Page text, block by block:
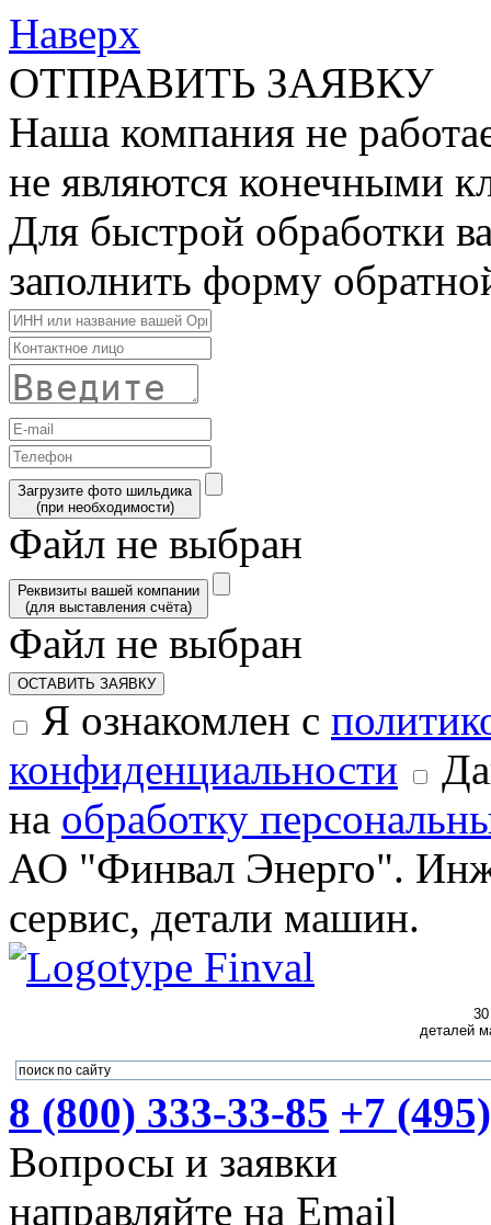
Наверх
ОТПРАВИТЬ ЗАЯВКУ
Наша компания не
не являются конечными
Для быстрой обработки
заполнить форму
Загрузите фото шильдика
(при необходимости)
Файл не выбран
Реквизиты вашей компании
(для выставления счёта)
Файл не выбран
ОСТАВИТЬ ЗАЯВКУ
Я ознакомлен с
конфиденциальности
на обработку
АО "Финвал Энерго".
сервис, детали машин.
деталей
8 (800) 333-33-85 +7
Вопросы и заявки
направляйте на Email